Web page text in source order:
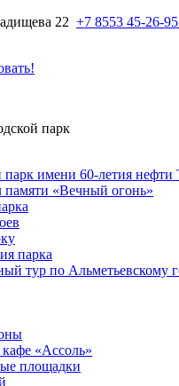
22 +7 8553 45-26-95
парк
парк имени 60-летия нефти
«Вечный огонь»
парка
тур по Альметьевскому
«Ассоль»
площадки